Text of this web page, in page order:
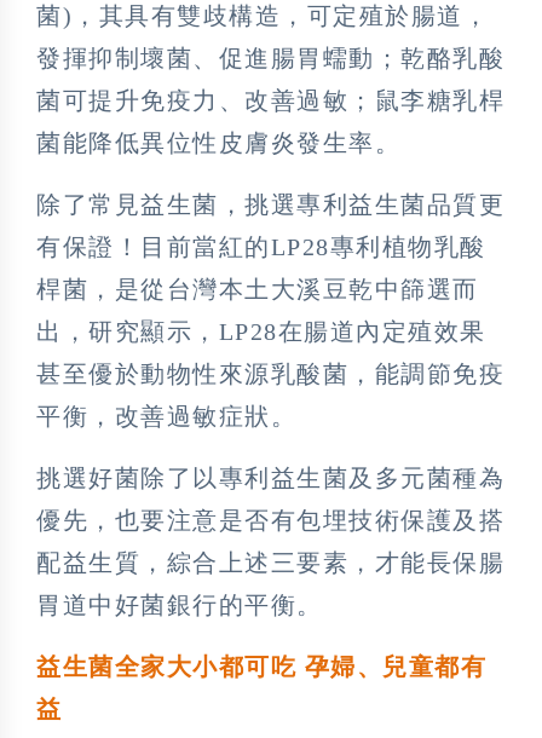
菌)，其具有雙歧構造，可定殖於腸道，
發揮抑制壞菌、促進腸胃蠕動；乾酪乳酸
菌可提升免疫力、改善過敏；鼠李糖乳桿
菌能降低異位性皮膚炎發生率。
除了常見益生菌，挑選專利益生菌品質更
有保證！目前當紅的LP28專利植物乳酸
桿菌，是從台灣本土大溪豆乾中篩選而
出，研究顯示，LP28在腸道內定殖效果
甚至優於動物性來源乳酸菌，能調節免疫
平衡，改善過敏症狀。
挑選好菌除了以專利益生菌及多元菌種為
優先，也要注意是否有包埋技術保護及搭
配益生質，綜合上述三要素，才能長保腸
胃道中好菌銀行的平衡。
益生菌全家大小都可吃 孕婦、兒童都有
益